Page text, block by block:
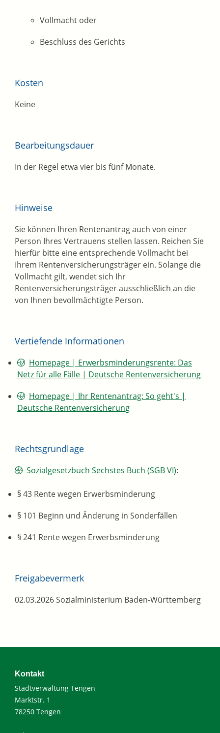
Vollmacht oder
Beschluss des Gerichts
Kosten
Keine
Bearbeitungsdauer
In der Regel etwa vier bis fünf Monate.
Hinweise
Sie können Ihren Rentenantrag auch von einer
Person Ihres Vertrauens stellen lassen. Reichen Sie
hierfür bitte eine entsprechende Vollmacht bei
Ihrem Rentenversicherungsträger ein. Solange die
Vollmacht gilt, wendet sich Ihr
Rentenversicherungsträger ausschließlich an die
von Ihnen bevollmächtigte Person.
Vertiefende Informationen
Homepage | Erwerbsminderungs­rente: Das
Netz für alle Fälle | Deutsche Rentenversicherung
Homepage | Ihr Rentenantrag: So geht's |
Deutsche Rentenversicherung
Rechtsgrundlage
Sozialgesetzbuch Sechstes Buch (SGB VI):
§ 43 Rente wegen Erwerbsminderung
§ 101 Beginn und Änderung in Sonderfällen
§ 241 Rente wegen Erwerbsminderung
Freigabevermerk
02.03.2026Sozialministerium Baden-Württemberg
Kontakt
Stadtverwaltung Tengen
Marktstr. 1
78250 Tengen